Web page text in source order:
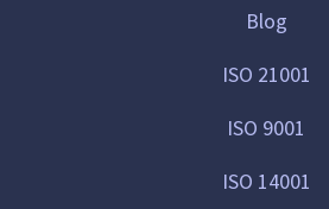
Blog
ISO 21001
ISO 9001
ISO 14001